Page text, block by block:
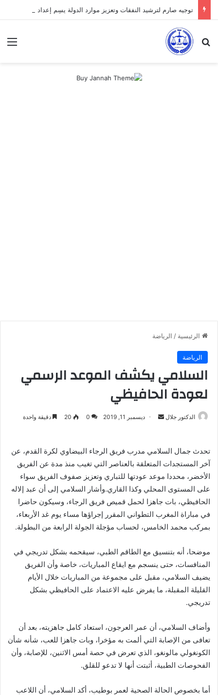
بحث عن
الرئيسية / الرياضة
الرياضة
السلامي يكشف الموعد الرسمي
لعودة الحافيظي
الدكتور جلال
أرسل ديسمبر 11, 2019 0
20 دقيقة واحدة
تحدث جمال السلامي مدرب فريق الرجاء البيضاوي لكرة القدم، عن
آخر المستجدات المتعلقة بالعناصر التي تغيب منذ مدة عن الفريق
الأخضر، محددا موعد عودتها للتباري وتعزيز صفوف الفريق سواء
على المستوى المحلي وكذا القاري.وأشار السلامي إلى أن عبد إلاله
الحافيظي، بات جاهزا لحمل قميص فريق الرجاء، وسيكون حاضرا
في مباراة المغرب التطواني المقرر إجراؤها مساء يوم غد الأربعاء،
بمركب محمد الخامس، لحساب مؤجلة الجولة الرابعة من البطولة.
موضحا، أنه بتنسيق مع الطاقم الطبي، سيقحمه بشكل تدريجي في
المنافسات، حتى ينسجم مع ايقاع المباريات، خاصة وأن الفريق
يضيف السلامي، مقبل على مجموعة من المباريات خلال الأيام
القليلة المقبلة، ما يفرض عليه الاعتماد على الحافيظي بشكل
تدريجي.
وأضاف السلامي، أن عمر العرجون، استعاد كامل جاهزيته، بعد أن
تعافى من الإصابة التي ألمت به مؤخرا، وبات جاهزا للعب، شأنه شأن
الكونغولي مالونغو، الذي تعرض في حصة أمس الاثنين، للإصابة، وأن
الفحوصات الطبية، أثبتت أنها لا تدعو للقلق.
أما بخصوص الحالة الصحية لعمر بوطيب، أكد السلامي، أن اللاعب